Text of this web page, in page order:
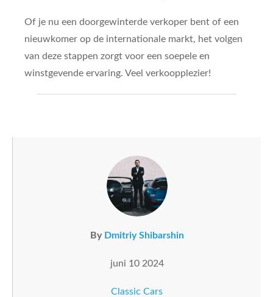
Of je nu een doorgewinterde verkoper bent of een
nieuwkomer op de internationale markt, het volgen
van deze stappen zorgt voor een soepele en
winstgevende ervaring. Veel verkoopplezier!
By Dmitriy Shibarshin
juni 10 2024
Classic Cars